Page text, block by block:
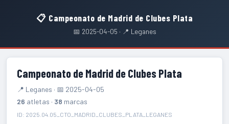
📋 Campeonato de Madrid de Clubes Plata
📅 2025-04-05 · 📍 Leganes
Campeonato de Madrid de Clubes Plata
📍 Leganes · 📅 2025-04-05
26 atletas · 38 marcas
ID: 2025.04.05_CTO_MADRID_CLUBES_PLATA_LEGANES